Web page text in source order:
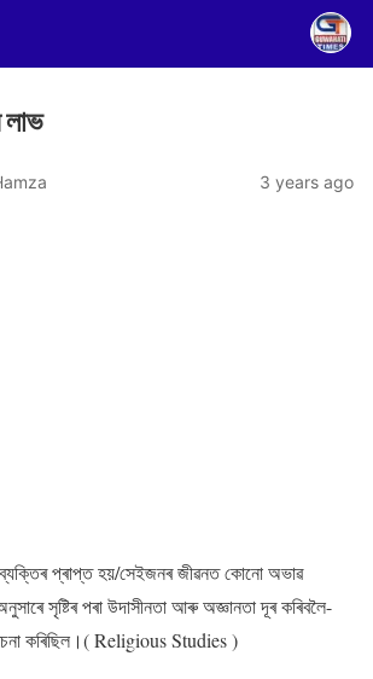
লাভ
3 years ago
ব্যক্তিৰ প্ৰাপ্ত হয়/সেইজনৰ জীৱনত কোনো অভাৱ
সৃষ্টিৰ পৰা উদাসীনতা আৰু অজ্ঞানতা দূৰ কৰিবলৈ-
ৰচনা কৰিছিল।( Religious Studies )